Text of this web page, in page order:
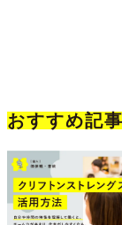
おすすめ記事